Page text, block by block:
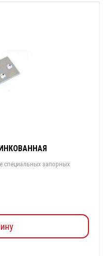
специальных запорных